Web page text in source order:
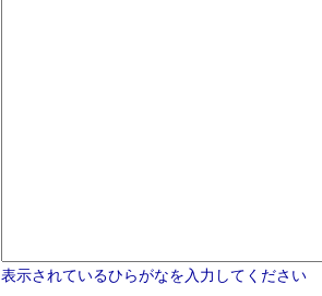
表示されているひらがなを入力してください